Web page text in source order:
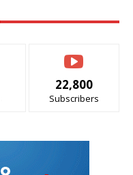
22,800
Subscribers